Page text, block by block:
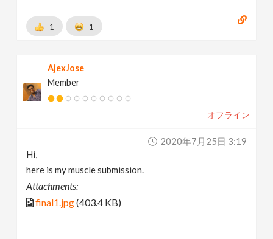
1 1
AjexJose
Member
オフライン
2020年7月25日 3:19
Hi,
here is my muscle submission.
Attachments:
final1.jpg(403.4 KB)